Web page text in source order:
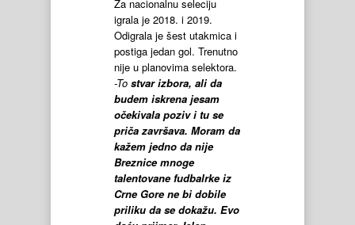
Za nacionalnu seleciju
igrala je 2018. i 2019.
Odigrala je šest utakmica i
postiga jedan gol. Trenutno
nije u planovima selektora.
-To stvar izbora, ali da
budem iskrena jesam
očekivala poziv i tu se
priča završava. Moram da
kažem jedno da nije
Breznice mnoge
talentovane fudbalrke iz
Crne Gore ne bi dobile
priliku da se dokažu. Evo